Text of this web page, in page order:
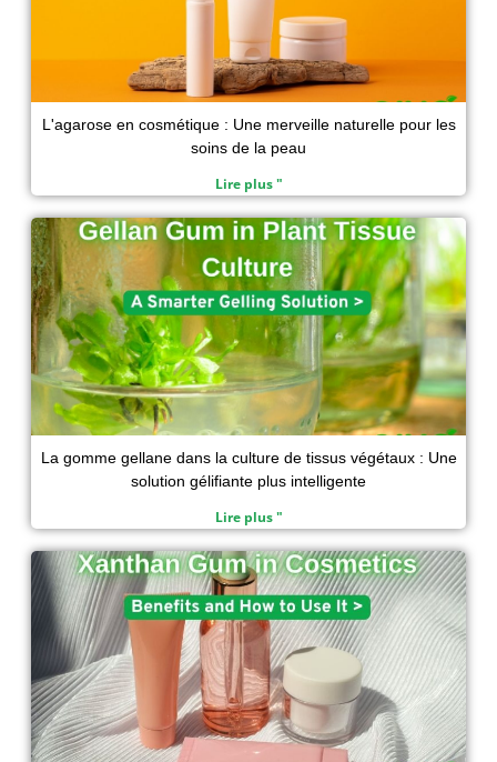
L'agarose en cosmétique : Une merveille naturelle pour les
soins de la peau
Lire plus "
La gomme gellane dans la culture de tissus végétaux : Une
solution gélifiante plus intelligente
Lire plus "